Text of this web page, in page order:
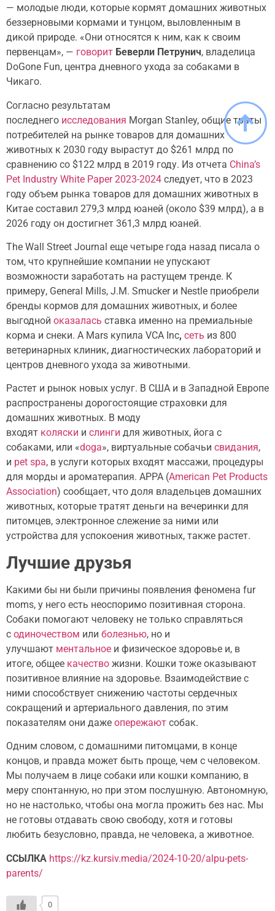
— молодые люди, которые кормят домашних животных
беззерновыми кормами и тунцом, выловленным в
дикой природе. «Они относятся к ним, как к своим
первенцам», — говорит Беверли Петрунич, владелица
DoGone Fun, центра дневного ухода за собаками в
Чикаго.
Согласно результатам
последнего исследования Morgan Stanley, общие траты
потребителей на рынке товаров для домашних
животных к 2030 году вырастут до $261 млрд по
сравнению со $122 млрд в 2019 году. Из отчета China’s
Pet Industry White Paper 2023-2024 следует, что в 2023
году объем рынка товаров для домашних животных в
Китае составил 279,3 млрд юаней (около $39 млрд), а в
2026 году он достигнет 361,3 млрд юаней.
The Wall Street Journal еще четыре года назад писала о
том, что крупнейшие компании не упускают
возможности заработать на растущем тренде. К
примеру, General Mills, J.M. Smucker и Nestle приобрели
бренды кормов для домашних животных, и более
выгодной оказалась ставка именно на премиальные
корма и снеки. А Mars купила VCA Inс, сеть из 800
ветеринарных клиник, диагностических лабораторий и
центров дневного ухода за животными.
Растет и рынок новых услуг. В США и в Западной Европе
распространены дорогостоящие страховки для
домашних животных. В моду
входят коляски и слинги для животных, йога с
собаками, или «doga», виртуальные собачьи свидания,
и pet spa, в услуги которых входят массажи, процедуры
для морды и ароматерапия. APPA (American Pet Products
Association) сообщает, что доля владельцев домашних
животных, которые тратят деньги на вечеринки для
питомцев, электронное слежение за ними или
устройства для успокоения животных, также растет.
Лучшие друзья
Какими бы ни были причины появления феномена fur
moms, у него есть неоспоримо позитивная сторона.
Cобаки помогают человеку не только справляться
с одиночеством или болезнью, но и
улучшают ментальное и физическое здоровье и, в
итоге, общее качество жизни. Кошки тоже оказывают
позитивное влияние на здоровье. Взаимодействие с
ними способствует снижению частоты сердечных
сокращений и артериального давления, по этим
показателям они даже опережают собак.​
Одним словом, с домашними питомцами, в конце
концов, и правда может быть проще, чем с человеком.
Мы получаем в лице собаки или кошки компанию, в
меру спонтанную, но при этом послушную. Автономную,
но не настолько, чтобы она могла прожить без нас. Мы
не готовы отдавать свою свободу, хотя и готовы
любить безусловно, правда, не человека, а животное.
ССЫЛКА https://kz.kursiv.media/2024-10-20/alpu-pets-
parents/
0